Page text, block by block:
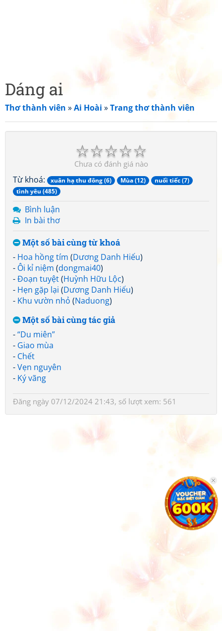
Dáng ai
Thơ thành viên »Ai Hoài »Trang thơ thành viên
☆
☆
☆
☆
☆
Chưa có đánh giá nào
Từ khoá: xuân hạ thu đông (6) Mùa (12)
nuối tiếc (7)
tình yêu (485)
Bình luận
In bài thơ
Một số bài cùng từ khoá
- Hoa hồng tím (Dương Danh Hiếu)
- Ôi kỉ niệm (dongmai40)
-Đoạn tuyệt(Huỳnh Hữu Lộc)
- Hẹn gặp lại (Dương Danh Hiếu)
- Khu vườn nhỏ (Naduong)
Một số bài cùng tác giả
-“Du miên”
- Giao mùa
- Chết
-Vẹn nguyên
- Ký vãng
Đăng ngày 07/12/2024 21:43, số lượt xem: 561